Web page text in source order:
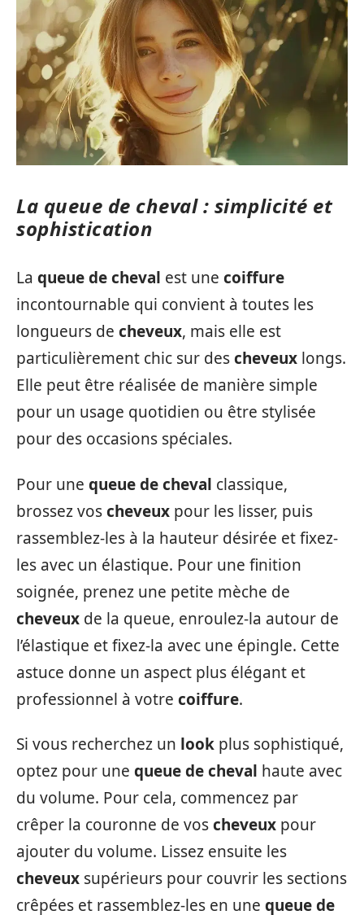
La queue de cheval : simplicité et
sophistication
La queue de cheval est une coiffure
incontournable qui convient à toutes les
longueurs de cheveux, mais elle est
particulièrement chic sur descheveux longs.
Elle peut être réalisée de manière simple
pour un usage quotidien ou être stylisée
pour des occasions spéciales.
Pour une queue de cheval classique,
brossez voscheveux pour les lisser, puis
rassemblez-les à la hauteur désirée et fixez-
les avec un élastique. Pour une finition
soignée, prenez une petite mèche de
cheveux de la queue, enroulez-la autour de
l’élastique et fixez-la avec une épingle. Cette
astuce donne un aspect plus élégant et
professionnel à votre coiffure.
Si vous recherchez un look plus sophistiqué,
optez pour une queue de cheval haute avec
du volume. Pour cela, commencez par
crêper la couronne de voscheveux pour
ajouter du volume. Lissez ensuite les
cheveux supérieurs pour couvrir les sections
crêpées et rassemblez-les en une queue de